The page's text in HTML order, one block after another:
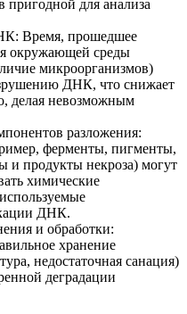
пригодной для анализа
Время, прошедшее
окружающей среды
микроорганизмов)
ДНК, что снижает
делая невозможным
разложения:
, ферменты, пигменты,
и продукты некроза) могут
химические
ДНК.
и обработки:
хранение
недостаточная санация)
деградации